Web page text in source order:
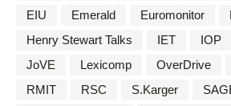
EIU
Emerald Euromonitor
Henry Stewart Talks
IET IOP
JoVE
Lexicomp OverDrive
RMIT
RSC S.Karger